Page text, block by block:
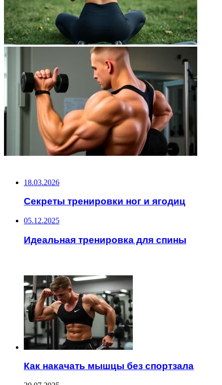
18.03.2026
Секреты тренировки ног и ягодиц
05.12.2025
Идеальная тренировка для спины
Как накачать мышцы без спортзала